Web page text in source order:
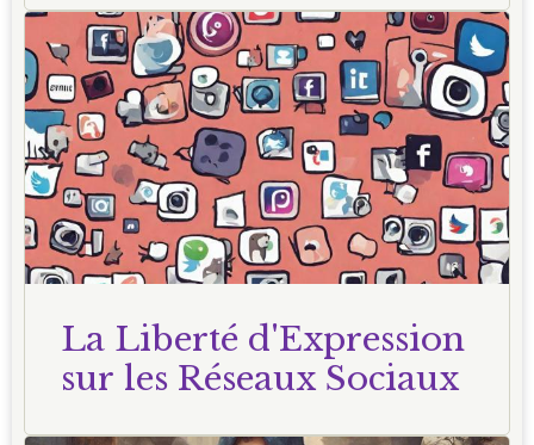
La Liberté d'Expression
sur les Réseaux Sociaux